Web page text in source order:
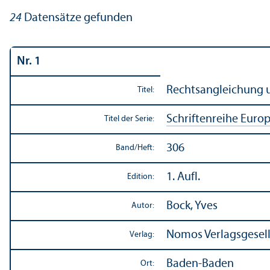
24 Datensätze gefunden
Nr. 1
Titel: Rechts­angleich­ung
Titel der Serie: Schriftenreihe
Band/Heft: 306
Edition: 1. Aufl.
Autor: Bock, Yves
Verlag: Nomos
Ort: Baden-Baden